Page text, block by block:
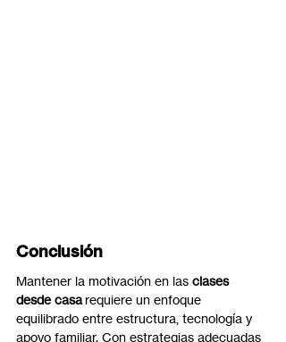
Conclusión
Mantener la motivación en las clases
desde casa requiere un enfoque
equilibrado entre estructura, tecnología y
apoyo familiar. Con estrategias adecuadas